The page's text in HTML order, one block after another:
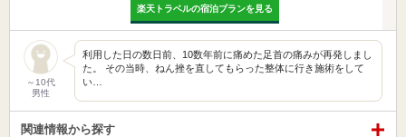
楽天トラベルの宿泊プランを見る
～10代
男性
利用した日の数日前、10数年前に痛めた足首の痛みが再発しまし
た。 その当時、ねん挫を直してもらった整体に行き施術をして
い…
関連情報から探す